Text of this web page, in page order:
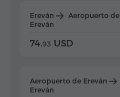
Ereván
Aeropuerto de
Ereván
74.93 USD
Aeropuerto de Ereván
Ereván